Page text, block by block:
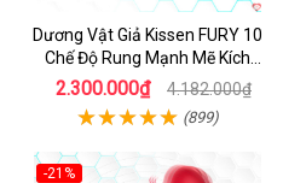
Dương Vật Giả Kissen FURY 10
Chế Độ Rung Mạnh Mẽ Kích
Thích
2.300.000₫ 4.182.000₫
(899)
-21%